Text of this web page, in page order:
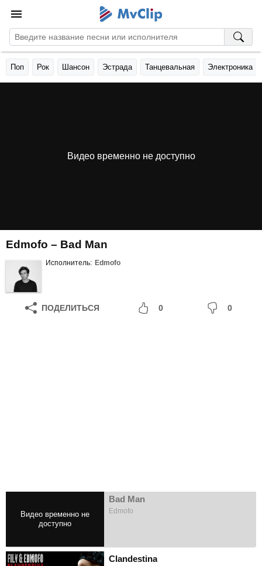
Поп Рок Шансон Эстрада Танцевальная Электроника
Видео временно не доступно
Edmofo – Bad Man
Исполнитель: Edmofo
ПОДЕЛИТЬСЯ 0 0
Bad Man
Edmofo
Clandestina